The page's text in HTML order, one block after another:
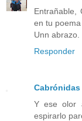
Entrañable,
en tu
Unn abrazo.
Responder
Cabrónidas
Y ese olor
espirarlo